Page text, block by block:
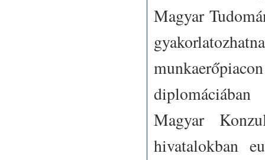
Magyar
Magyar
hivatalokban